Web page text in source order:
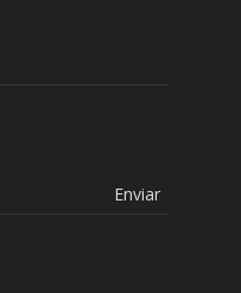
Enviar